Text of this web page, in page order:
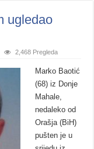
ugledao
2,468 Pregleda
Marko Baotić
(68) iz Donje
Mahale,
nedaleko od
Orašja (BiH)
pušten je u